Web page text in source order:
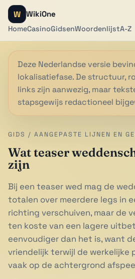
W WikiOne
HomeCasinoGidsenWoordenlijstA-Z
Deze Nederlandse versie
lokalisatiefase. De structuur,
links zijn aanwezig, maar
stapsgewijs redactioneel
GIDS / AANGEPASTE LIJNEN EN
Wat teaser
zijn
Bij een teaser wed mag de
totalen over meerdere legs in
richting verschuiven, maar de
ten koste van een lagere
eenvoudiger dan het is, want
vriendelijk terwijl de werkelijke
vaak op de achtergrond